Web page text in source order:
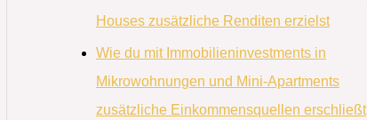
Houses zusätzliche Renditen erzielst
Wie du mit Immobilieninvestments in
Mikrowohnungen und Mini-Apartments
zusätzliche Einkommensquellen erschließt